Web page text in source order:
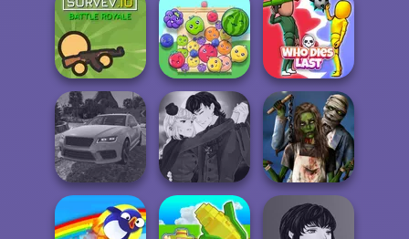
Vectaria.io Gothic Heroine
Manga Creator
Vampire Hunter
P...
Survev.io Fruit Party Who Dies Last
Manga Creator